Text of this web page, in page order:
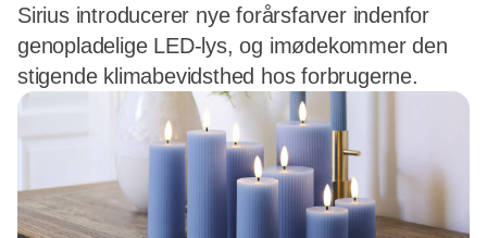
Sirius introducerer nye forårsfarver indenfor
genopladelige LED-lys, og imødekommer den
stigende klimabevidsthed hos forbrugerne.